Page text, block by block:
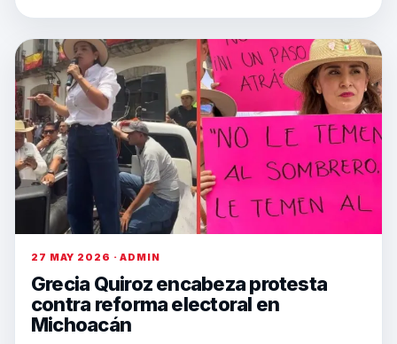
27 MAY 2026 · ADMIN
Grecia Quiroz encabeza protesta
contra reforma electoral en
Michoacán